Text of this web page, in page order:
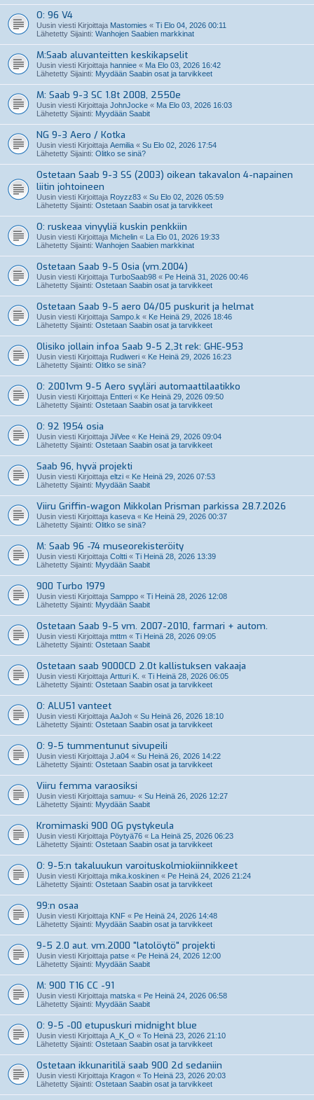
O: 96 V4
Uusin viesti Kirjoittaja Mastomies « Ti Elo 04, 2026 00:11
Lähetetty Sijainti: Wanhojen Saabien markkinat
M:Saab aluvanteitten keskikapselit
Uusin viesti Kirjoittaja hanniee « Ma Elo 03, 2026 16:42
Lähetetty Sijainti: Myydään Saabin osat ja tarvikkeet
M: Saab 9-3 SC 1.8t 2008, 2550e
Uusin viesti Kirjoittaja JohnJocke « Ma Elo 03, 2026 16:03
Lähetetty Sijainti: Myydään Saabit
NG 9-3 Aero / Kotka
Uusin viesti Kirjoittaja Aemilia « Su Elo 02, 2026 17:54
Lähetetty Sijainti: Olitko se sinä?
Ostetaan Saab 9-3 SS (2003) oikean takavalon 4-napainen
liitin johtoineen
Uusin viesti Kirjoittaja Royzz83 « Su Elo 02, 2026 05:59
Lähetetty Sijainti: Ostetaan Saabin osat ja tarvikkeet
O: ruskeaa vinyyliä kuskin penkkiin
Uusin viesti Kirjoittaja Michelin « La Elo 01, 2026 19:33
Lähetetty Sijainti: Wanhojen Saabien markkinat
Ostetaan Saab 9-5 Osia (vm.2004)
Uusin viesti Kirjoittaja TurboSaab98 « Pe Heinä 31, 2026 00:46
Lähetetty Sijainti: Ostetaan Saabin osat ja tarvikkeet
Ostetaan Saab 9-5 aero 04/05 puskurit ja helmat
Uusin viesti Kirjoittaja Sampo.k « Ke Heinä 29, 2026 18:46
Lähetetty Sijainti: Ostetaan Saabin osat ja tarvikkeet
Olisiko jollain infoa Saab 9-5 2,3t rek: GHE-953
Uusin viesti Kirjoittaja Rudiweri « Ke Heinä 29, 2026 16:23
Lähetetty Sijainti: Olitko se sinä?
O: 2001vm 9-5 Aero syyläri automaattilaatikko
Uusin viesti Kirjoittaja Entteri « Ke Heinä 29, 2026 09:50
Lähetetty Sijainti: Ostetaan Saabin osat ja tarvikkeet
O: 92 1954 osia
Uusin viesti Kirjoittaja JiiVee « Ke Heinä 29, 2026 09:04
Lähetetty Sijainti: Ostetaan Saabin osat ja tarvikkeet
Saab 96, hyvä projekti
Uusin viesti Kirjoittaja eltzi « Ke Heinä 29, 2026 07:53
Lähetetty Sijainti: Myydään Saabit
Viiru Griffin-wagon Mikkolan Prisman parkissa 28.7.2026
Uusin viesti Kirjoittaja kaseva « Ke Heinä 29, 2026 00:37
Lähetetty Sijainti: Olitko se sinä?
M: Saab 96 -74 museorekisteröity
Uusin viesti Kirjoittaja Coltti « Ti Heinä 28, 2026 13:39
Lähetetty Sijainti: Myydään Saabit
900 Turbo 1979
Uusin viesti Kirjoittaja Samppo « Ti Heinä 28, 2026 12:08
Lähetetty Sijainti: Myydään Saabit
Ostetaan Saab 9-5 vm. 2007-2010, farmari + autom.
Uusin viesti Kirjoittaja mttm « Ti Heinä 28, 2026 09:05
Lähetetty Sijainti: Ostetaan Saabit
Ostetaan saab 9000CD 2.0t kallistuksen vakaaja
Uusin viesti Kirjoittaja Artturi K. « Ti Heinä 28, 2026 06:05
Lähetetty Sijainti: Ostetaan Saabin osat ja tarvikkeet
O: ALU51 vanteet
Uusin viesti Kirjoittaja AaJoh « Su Heinä 26, 2026 18:10
Lähetetty Sijainti: Ostetaan Saabin osat ja tarvikkeet
O: 9-5 tummentunut sivupeili
Uusin viesti Kirjoittaja J.a04 « Su Heinä 26, 2026 14:22
Lähetetty Sijainti: Ostetaan Saabin osat ja tarvikkeet
Viiru femma varaosiksi
Uusin viesti Kirjoittaja samuu- « Su Heinä 26, 2026 12:27
Lähetetty Sijainti: Myydään Saabit
Kromimaski 900 OG pystykeula
Uusin viesti Kirjoittaja Pöytyä76 « La Heinä 25, 2026 06:23
Lähetetty Sijainti: Ostetaan Saabin osat ja tarvikkeet
O: 9-5:n takaluukun varoituskolmiokiinnikkeet
Uusin viesti Kirjoittaja mika.koskinen « Pe Heinä 24, 2026 21:24
Lähetetty Sijainti: Ostetaan Saabin osat ja tarvikkeet
99:n osaa
Uusin viesti Kirjoittaja KNF « Pe Heinä 24, 2026 14:48
Lähetetty Sijainti: Myydään Saabin osat ja tarvikkeet
9-5 2.0 aut. vm.2000 "latolöytö" projekti
Uusin viesti Kirjoittaja patse « Pe Heinä 24, 2026 12:00
Lähetetty Sijainti: Myydään Saabit
M: 900 T16 CC -91
Uusin viesti Kirjoittaja matska « Pe Heinä 24, 2026 06:58
Lähetetty Sijainti: Myydään Saabit
O: 9-5 -00 etupuskuri midnight blue
Uusin viesti Kirjoittaja A_K_O « To Heinä 23, 2026 21:10
Lähetetty Sijainti: Ostetaan Saabin osat ja tarvikkeet
Ostetaan ikkunaritilä saab 900 2d sedaniin
Uusin viesti Kirjoittaja Kragon « To Heinä 23, 2026 20:03
Lähetetty Sijainti: Ostetaan Saabin osat ja tarvikkeet